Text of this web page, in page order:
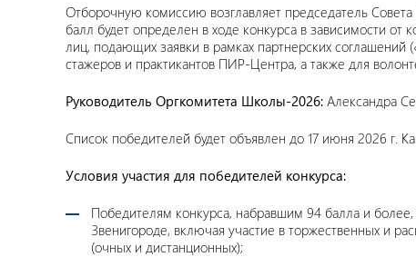
Отборочную комиссию возглавляет председатель
балл будет определен в ходе конкурса в зависимости
лиц, подающих заявки в рамках партнерских
стажеров и практикантов ПИР-Центра, а также для
Руководитель Оргкомитета Школы-2026: Александра
Список победителей будет объявлен до 17 июня 2026 г.
Условия участия для победителей конкурса:
Победителям конкурса, набравшим 94 балла и
Звенигороде, включая участие в торжественных и
(очных и дистанционных);